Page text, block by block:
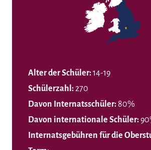
Alter der Schüler:14-19
Schülerzahl:270
Davon Internatsschüler: 80%
Davon internationale Schüler:
Internatsgebühren für die